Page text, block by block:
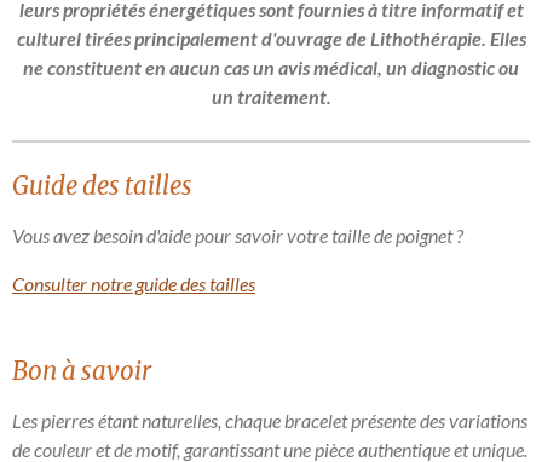
leurs propriétés énergétiques sont fournies à titre informatif et
culturel tirées principalement d'ouvrage de Lithothérapie. Elles
ne constituent en aucun cas un avis médical, un diagnostic ou
un traitement.
Guide des tailles
Vous avez besoin d'aide pour savoir votre taille de poignet ?
Consulter notre guide des tailles
Bon à savoir
Les pierres étant naturelles, chaque bracelet présente des variations
de couleur et de motif, garantissant une pièce authentique et unique.